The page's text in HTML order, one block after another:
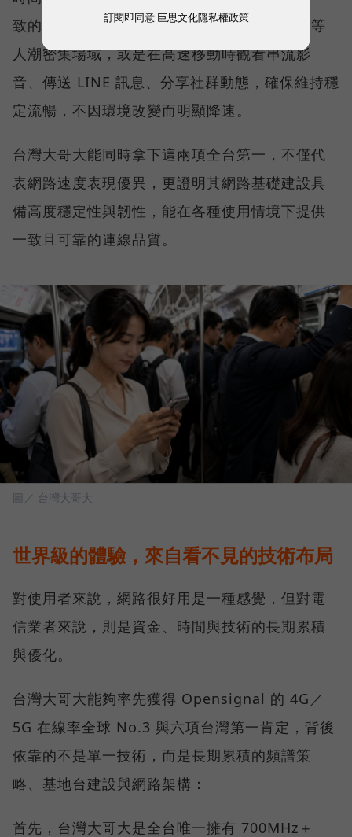
致的網路服務品質。無論是在跨年晚會、球賽等
人潮密集場域，或是在高速移動時觀看串流影
音、傳送 LINE 訊息、分享社群動態，確保維持穩
定流暢，不因環境改變而明顯降速。
台灣大哥大能同時拿下這兩項全台第一，不僅代
表網路速度表現優異，更證明其網路基礎建設具
備高度穩定性與韌性，能在各種使用情境下提供
一致且可靠的連線品質。
圖／ 台灣大哥大
世界級的體驗，來自看不見的技術布局
對使用者來說，網路很好用是一種感覺，但對電
信業者來說，則是資金、時間與技術的長期累積
與優化。
台灣大哥大能夠率先獲得 Opensignal 的 4G／
5G 在線率全球 No.3 與六項台灣第一肯定，背後
依靠的不是單一技術，而是長期累積的頻譜策
略、基地台建設與網路架構：
首先，台灣大哥大是全台唯一擁有 700MHz＋
訂閱即同意 巨思文化隱私權政策